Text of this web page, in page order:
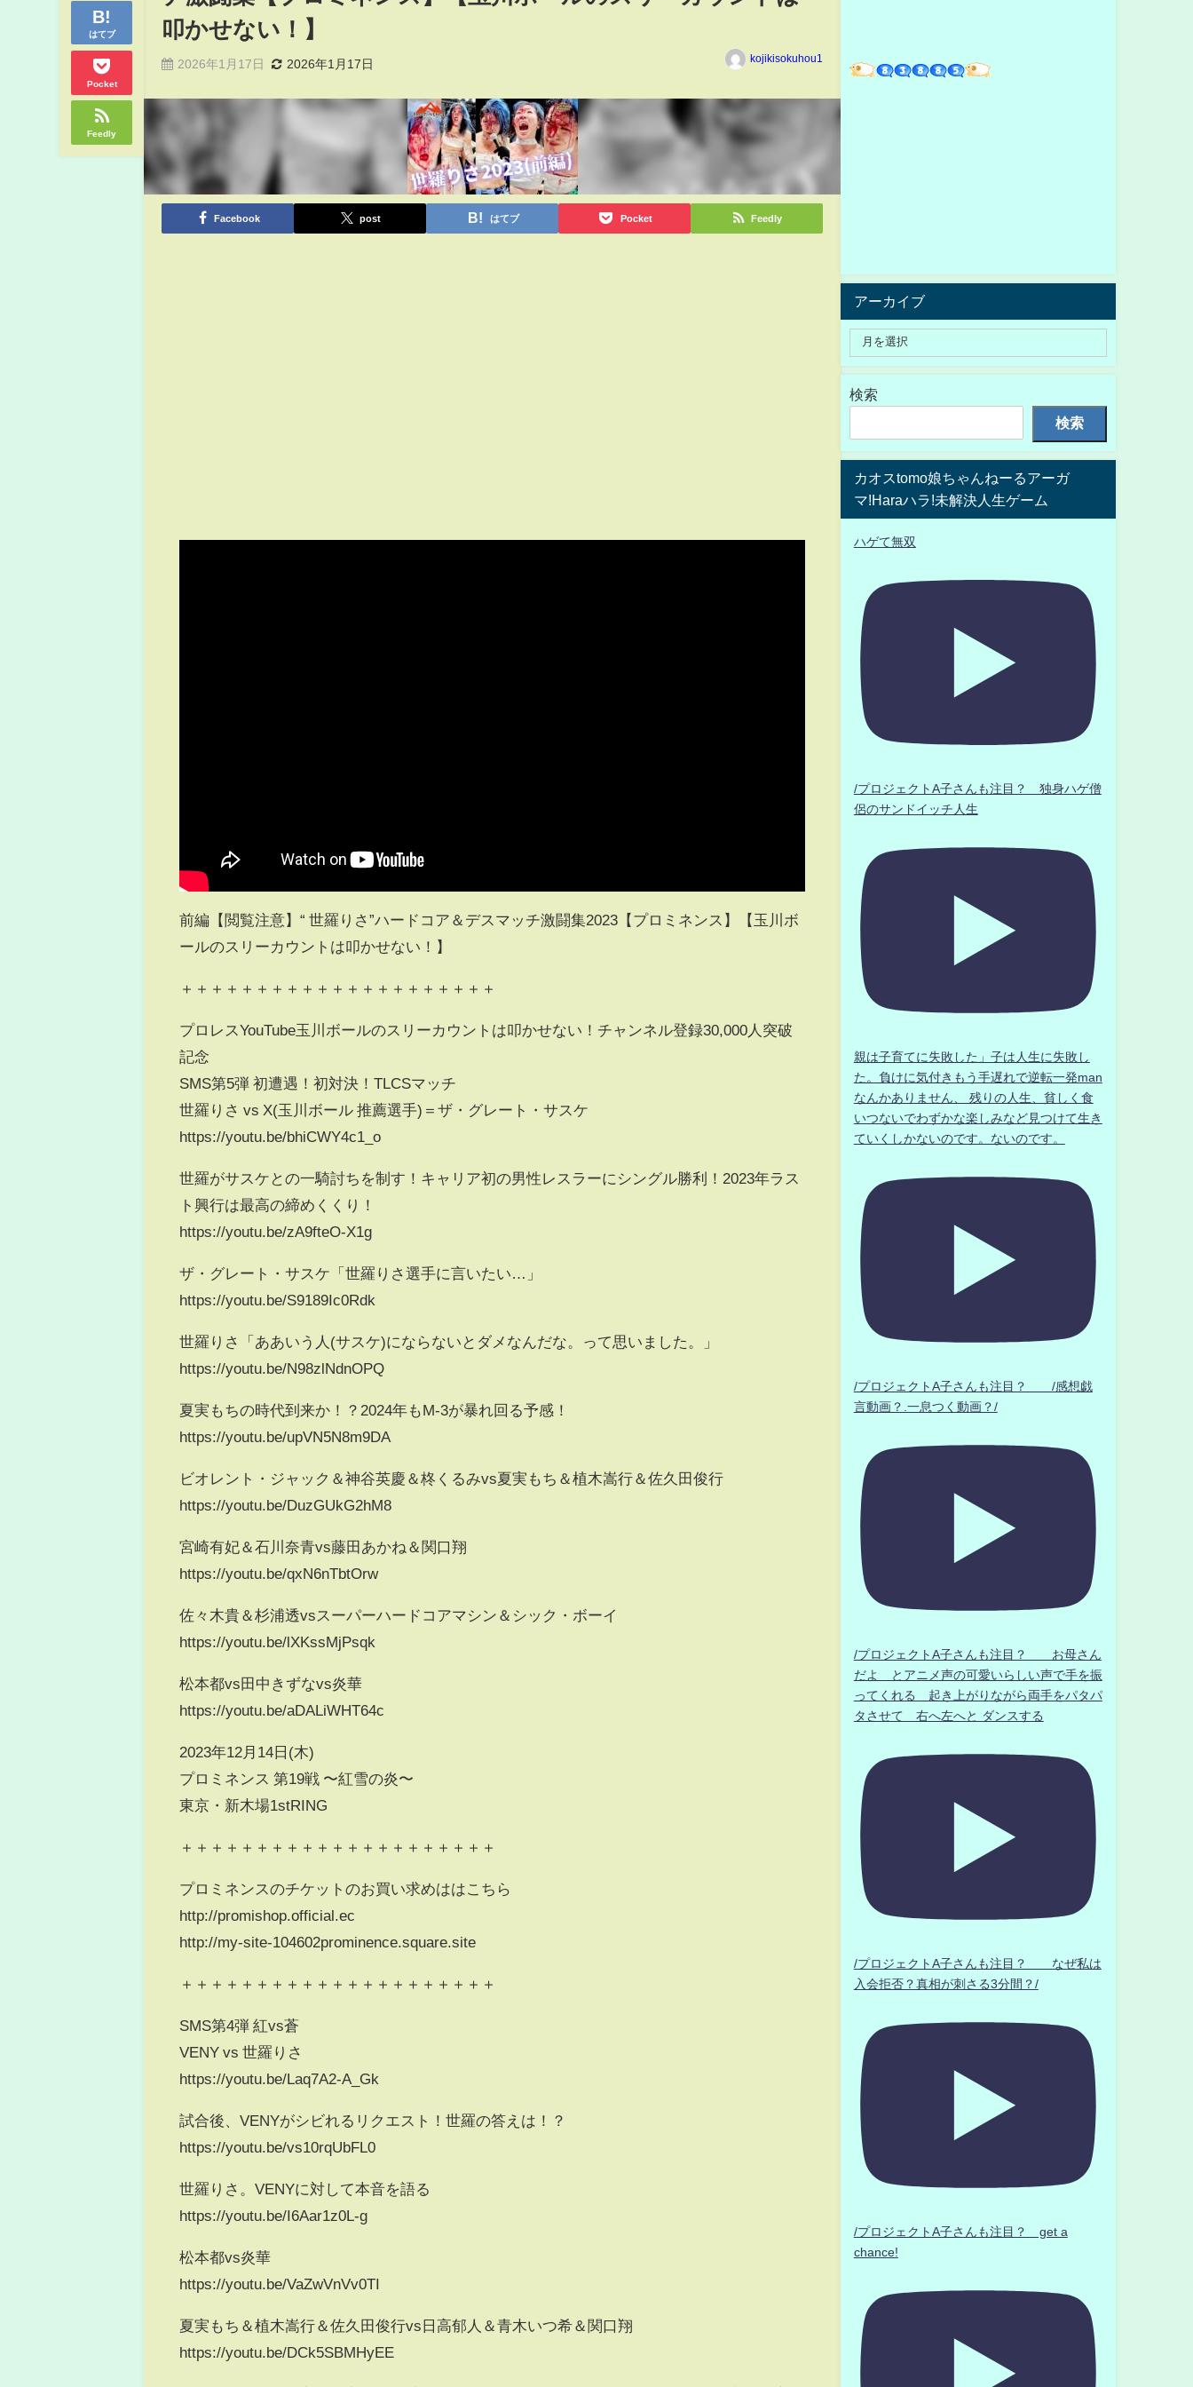
はてブ
Pocket
Feedly
叩かせない！】
2026年1月17日 2026年1月17日 kojikisokuhou1
Facebook post はてブ Pocket Feedly
前編【閲覧注意】“ 世羅りさ”ハードコア＆デスマッチ激闘集2023【プロミネンス】【玉川ボ
ールのスリーカウントは叩かせない！】
＋＋＋＋＋＋＋＋＋＋＋＋＋＋＋＋＋＋＋＋＋
プロレスYouTube玉川ボールのスリーカウントは叩かせない！チャンネル登録30,000人突破
記念
SMS第5弾 初遭遇！初対決！TLCSマッチ
世羅りさ vs X(玉川ボール 推薦選手)＝ザ・グレート・サスケ
https://youtu.be/bhiCWY4c1_o
世羅がサスケとの一騎討ちを制す！キャリア初の男性レスラーにシングル勝利！2023年ラス
ト興行は最高の締めくくり！
https://youtu.be/zA9fteO-X1g
ザ・グレート・サスケ「世羅りさ選手に言いたい…」
https://youtu.be/S9189Ic0Rdk
世羅りさ「ああいう人(サスケ)にならないとダメなんだな。って思いました。」
https://youtu.be/N98zlNdnOPQ
夏実もちの時代到来か！？2024年もM-3が暴れ回る予感！
https://youtu.be/upVN5N8m9DA
ビオレント・ジャック＆神谷英慶＆柊くるみvs夏実もち＆植木嵩行＆佐久田俊行
https://youtu.be/DuzGUkG2hM8
宮崎有妃＆石川奈青vs藤田あかね＆関口翔
https://youtu.be/qxN6nTbtOrw
佐々木貴＆杉浦透vsスーパーハードコアマシン＆シック・ボーイ
https://youtu.be/lXKssMjPsqk
松本都vs田中きずなvs炎華
https://youtu.be/aDALiWHT64c
2023年12月14日(木)
プロミネンス 第19戦 〜紅雪の炎〜
東京・新木場1stRING
＋＋＋＋＋＋＋＋＋＋＋＋＋＋＋＋＋＋＋＋＋
プロミネンスのチケットのお買い求めははこちら
http://promishop.official.ec
http://my-site-104602prominence.square.site
＋＋＋＋＋＋＋＋＋＋＋＋＋＋＋＋＋＋＋＋＋
SMS第4弾 紅vs蒼
VENY vs 世羅りさ
https://youtu.be/Laq7A2-A_Gk
試合後、 VENYがシビれるリクエスト！世羅の答えは！？
https://youtu.be/vs10rqUbFL0
世羅りさ。VENYに対して本音を語る
https://youtu.be/I6Aar1z0L-g
松本都vs炎華
https://youtu.be/VaZwVnVv0TI
夏実もち＆植木嵩行＆佐久田俊行vs日高郁人＆青木いつ希＆関口翔
https://youtu.be/DCk5SBMHyEE
アーカイブ
検索
検索
カオスtomo娘ちゃんねーるアーガ
マ!Haraハラ!未解決人生ゲーム
ハゲて無双
/プロジェクトA子さんも注目？ 独身ハゲ僧
侶のサンドイッチ人生
親は子育てに失敗した」子は人生に失敗し
た。負けに気付きもう手遅れで逆転一発man
なんかありません、 残りの人生、貧しく食
いつないでわずかな楽しみなど見つけて生き
ていくしかないのです。ないのです。
/プロジェクトA子さんも注目？ /感想戯
言動画？.一息つく動画？/
/プロジェクトA子さんも注目？ お母さん
だよ とアニメ声の可愛いらしい声で手を振
ってくれる 起き上がりながら両手をパタパ
タさせて 右へ左へと ダンスする
/プロジェクトA子さんも注目？ なぜ私は
入会拒否？真相が刺さる3分間？/
/プロジェクトA子さんも注目？ get a
chance!